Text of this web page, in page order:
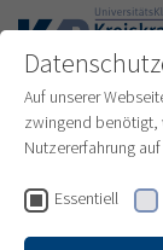
Auf unserer
zwingend benötigt,
Nutzererfahrung
Essentiell